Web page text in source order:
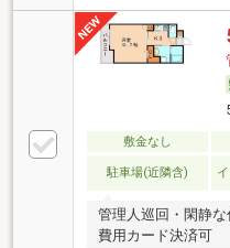
敷金なし
駐車場(近隣含)
管理人巡回・閑静
費用カード決済可